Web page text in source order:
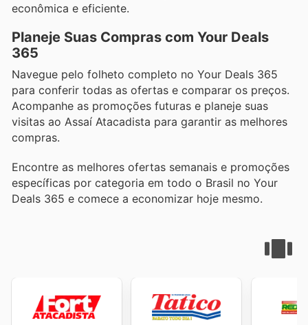
econômica e eficiente.
Planeje Suas Compras com Your Deals
365
Navegue pelo folheto completo no Your Deals 365
para conferir todas as ofertas e comparar os preços.
Acompanhe as promoções futuras e planeje suas
visitas ao Assaí Atacadista para garantir as melhores
compras.
Encontre as melhores ofertas semanais e promoções
específicas por categoria em todo o Brasil no Your
Deals 365 e comece a economizar hoje mesmo.